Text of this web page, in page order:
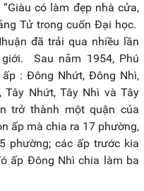
có làm đẹp nhà cửa,
Tử trong cuốn Đại học.
đã trải qua nhiều lần
Sau năm 1954, Phú
: Đông Nhứt, Đông Nhì,
Tây Nhứt, Tây Nhì và Tây
trở thành một quận của
ấp mà chia ra 17 phường,
phường; các ấp trước kia
ấp Đông Nhì chia làm ba